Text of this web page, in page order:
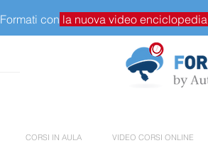
Formati con la nuova video enciclopedia
CORSI IN AULA VIDEO CORSI ONLINE